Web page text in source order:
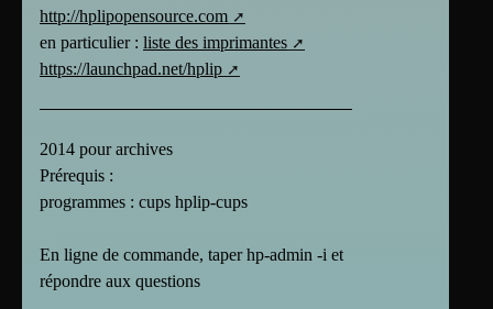
http://hplipopensource.com
en particulier : liste des imprimantes
https://launchpad.net/hplip
2014 pour archives
Prérequis :
programmes : cups hplip-cups
En ligne de commande, taper hp-admin -i et
répondre aux questions